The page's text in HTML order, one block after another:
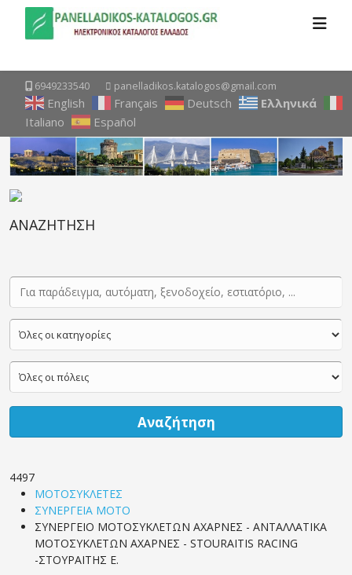
6949233540 panelladikos.katalogos@gmail.com
English Français Deutsch
Ελληνικά
Italiano
Español
ΑΝΑΖΗΤΗΣΗ
Αναζήτηση
4497
ΜΟΤΟΣΥΚΛΕΤΕΣ
ΣΥΝΕΡΓΕΙΑ ΜΟΤΟ
ΣΥΝΕΡΓΕΙΟ ΜΟΤΟΣΥΚΛΕΤΩΝ ΑΧΑΡΝΕΣ - ΑΝΤΑΛΛΑΤΙΚΑ
ΜΟΤΟΣΥΚΛΕΤΩΝ ΑΧΑΡΝΕΣ - STOURAITIS RACING
-ΣΤΟΥΡΑΪΤΗΣ Ε.